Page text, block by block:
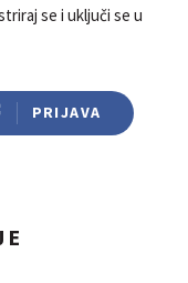
se i uključi se u
PRIJAVA